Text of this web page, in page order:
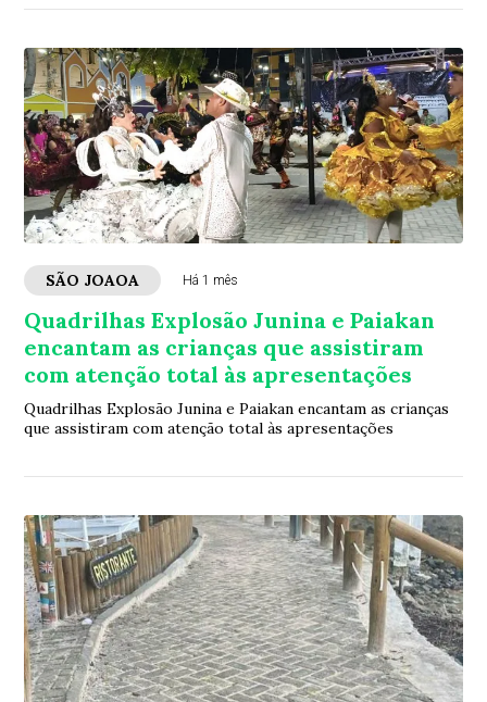
SÃO JOAOA Há 1 mês
Quadrilhas Explosão Junina e Paiakan
encantam as crianças que assistiram
com atenção total às apresentações
Quadrilhas Explosão Junina e Paiakan encantam as crianças
que assistiram com atenção total às apresentações